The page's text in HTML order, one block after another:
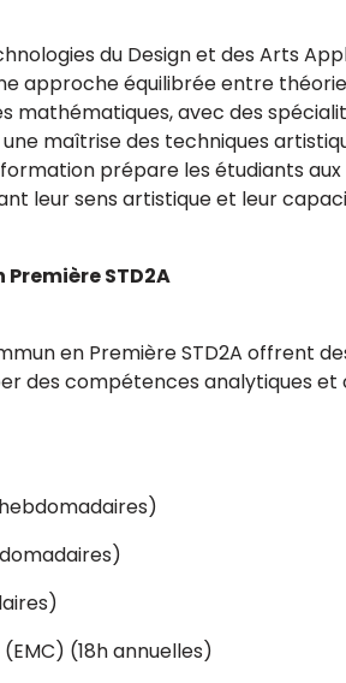
du Design et des Arts
approche équilibrée entre
mathématiques, avec des
maîtrise des techniques
prépare les étudiants
leur sens artistique et leur
STD2A
en Première STD2A offrent
des compétences analytiques et
(18h annuelles)